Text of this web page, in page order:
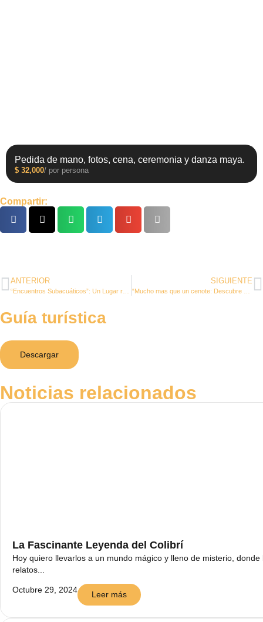
Pedida de mano, fotos, cena, ceremonia y danza maya.
$ 32,000/ por persona
Compartir:
ANTERIOR SIGUIENTE
Guía turística
Descargar
Noticias relacionados
La Fascinante Leyenda del Colibrí
Hoy quiero llevarlos a un mundo mágico y lleno de misterio,
relatos...
Octubre 29, 2024 Leer más